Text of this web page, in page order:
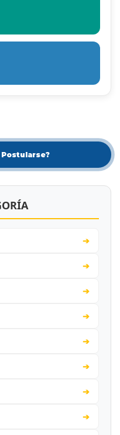
Postularse?
➔
➔
➔
➔
➔
➔
➔
➔